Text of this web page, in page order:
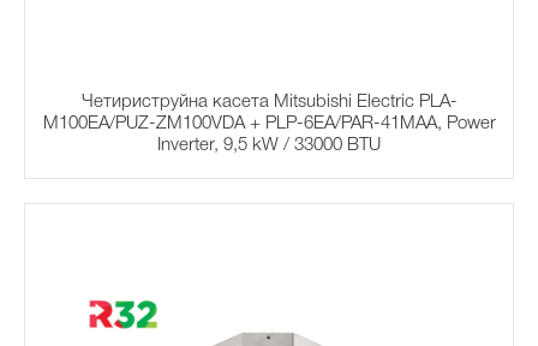
Четириструйна касета Mitsubishi Electric PLA-
M100EA/PUZ-ZM100VDA + PLP-6EA/PAR-41MAA, Power
Inverter, 9,5 kW / 33000 BTU